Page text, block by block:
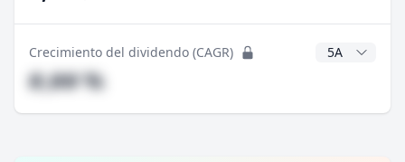
Crecimiento del dividendo (CAGR) Años CAGR
#,## %